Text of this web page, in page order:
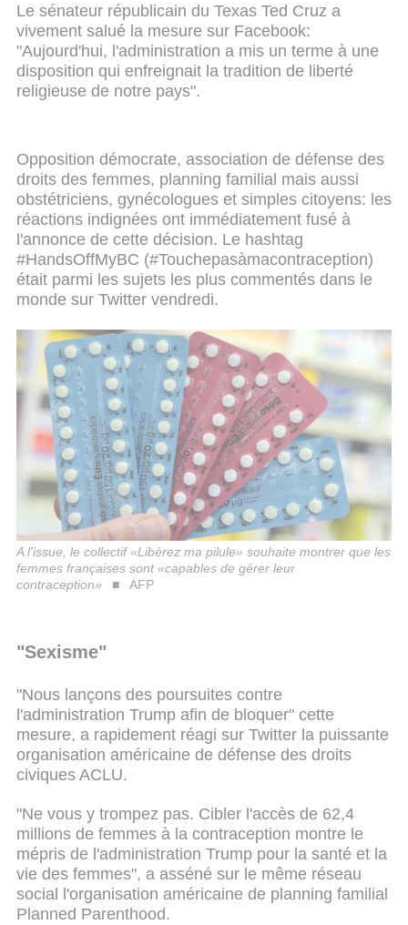
Le sénateur républicain du Texas Ted Cruz a
vivement salué la mesure sur Facebook:
"Aujourd'hui, l'administration a mis un terme à une
disposition qui enfreignait la tradition de liberté
religieuse de notre pays".
Opposition démocrate, association de défense des
droits des femmes, planning familial mais aussi
obstétriciens, gynécologues et simples citoyens: les
réactions indignées ont immédiatement fusé à
l'annonce de cette décision. Le hashtag
#HandsOffMyBC (#Touchepasàmacontraception)
était parmi les sujets les plus commentés dans le
monde sur Twitter vendredi.
A l'issue, le collectif «Libérez ma pilule» souhaite montrer que les
femmes françaises sont «capables de gérer leur
contraception»
AFP
"Sexisme"
"Nous lançons des poursuites contre
l'administration Trump afin de bloquer" cette
mesure, a rapidement réagi sur Twitter la puissante
organisation américaine de défense des droits
civiques ACLU.
"Ne vous y trompez pas. Cibler l'accès de 62,4
millions de femmes à la contraception montre le
mépris de l'administration Trump pour la santé et la
vie des femmes", a asséné sur le même réseau
social l'organisation américaine de planning familial
Planned Parenthood.